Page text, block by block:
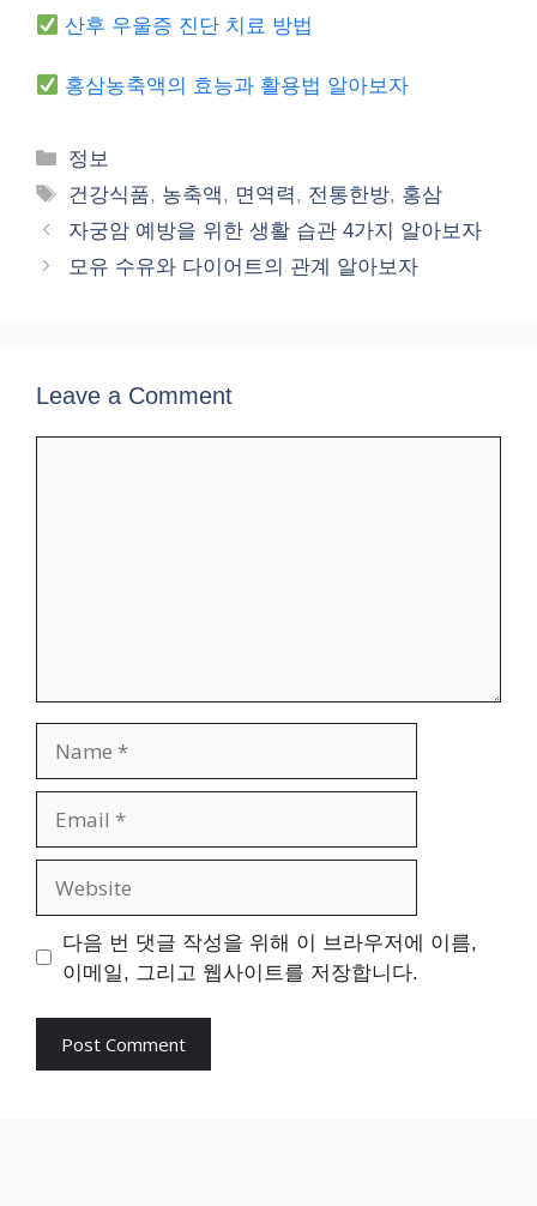
산후 우울증 진단 치료 방법
홍삼농축액의 효능과 활용법 알아보자
Categories
정보
Tags
건강식품, 농축액, 면역력, 전통한방, 홍삼
자궁암 예방을 위한 생활 습관 4가지 알아보자
모유 수유와 다이어트의 관계 알아보자
Leave a Comment
다음 번 댓글 작성을 위해 이 브라우저에 이름,
이메일, 그리고 웹사이트를 저장합니다.